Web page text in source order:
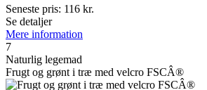
Seneste pris: 116 kr.
Se detaljer
Mere information
7
Naturlig legemad
Frugt og grønt i træ med velcro FSCÂ®